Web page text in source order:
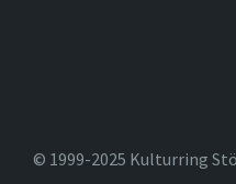
© 1999-2025 Kulturring